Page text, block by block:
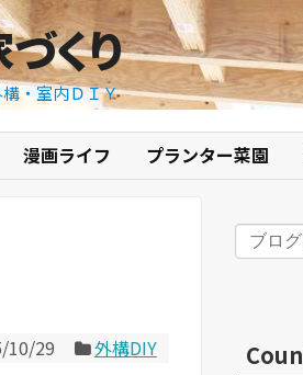
くり
・室内ＤＩＹ
漫画ライフ プランター菜園
10/29 外構DIY